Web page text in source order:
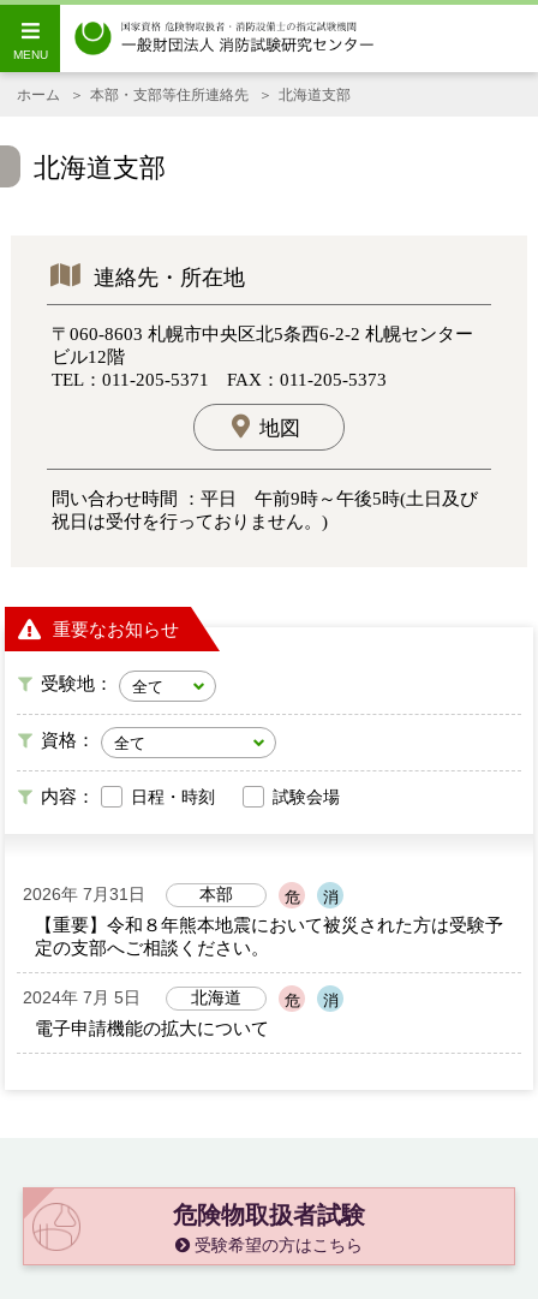
ホーム 本部・支部等住所連絡先 北海道支部
北海道支部
連絡先・所在地
〒060-8603 札幌市中央区北5条西6-2-2 札幌センター
ビル12階
TEL：011-205-5371 FAX：011-205-5373
地図
問い合わせ時間 ：平日 午前9時～午後5時(土日及び
祝日は受付を行っておりません。)
重要なお知らせ
受験地：
資格：
内容： 日程・時刻 試験会場
2026年 7月31日 本部 危 消
【重要】令和８年熊本地震において被災された方は受験予
定の支部へご相談ください。
2024年 7月 5日 北海道 危 消
電子申請機能の拡大について
危険物取扱者試験
受験希望の方はこちら